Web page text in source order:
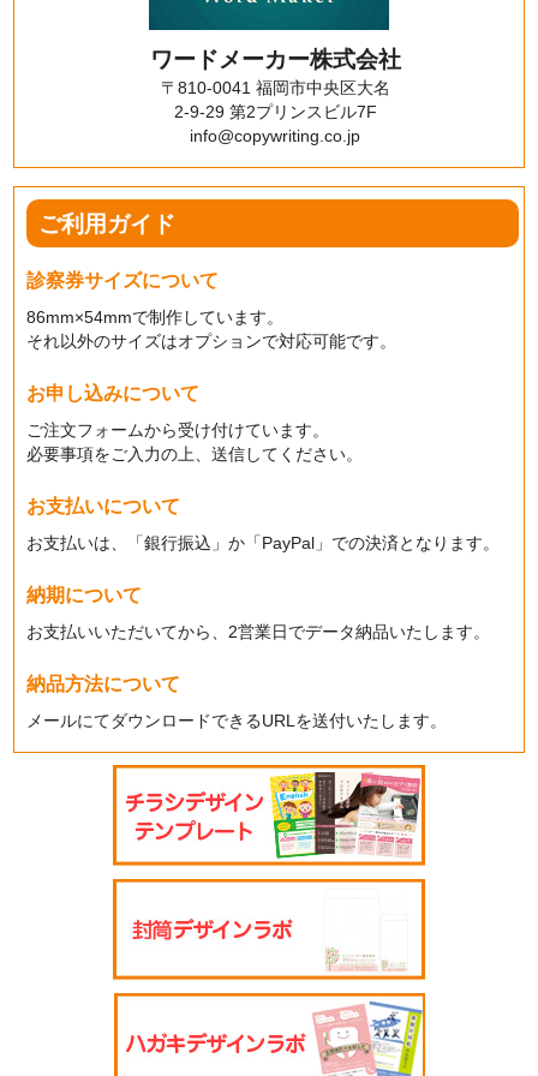
ワードメーカー株式会社
〒810-0041 福岡市中央区大名
2-9-29 第2プリンスビル7F
info@copywriting.co.jp
ご利用ガイド
診察券サイズについて
86mm×54mmで制作しています。
それ以外のサイズはオプションで対応可能です。
お申し込みについて
ご注文フォームから受け付けています。
必要事項をご入力の上、送信してください。
お支払いについて
お支払いは、「銀行振込」か「PayPal」での決済となります。
納期について
お支払いいただいてから、2営業日でデータ納品いたします。
納品方法について
メールにてダウンロードできるURLを送付いたします。